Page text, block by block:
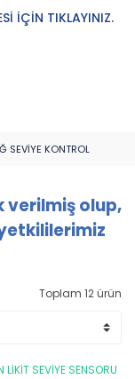
İÇİN TIKLAYINIZ.
SEVİYE KONTROL
verilmiş olup,
Toplam 12 ürün